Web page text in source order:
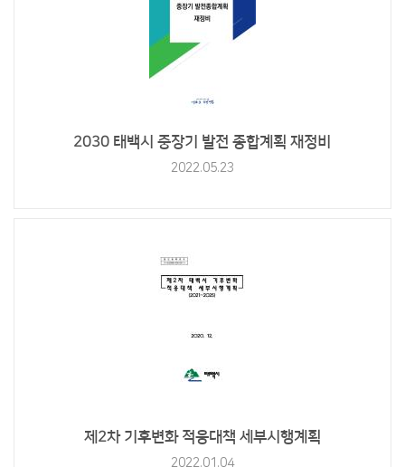
2030 태백시 중장기 발전 종합계획 재정비
2022.05.23
제2차 기후변화 적응대책 세부시행계획
2022.01.04